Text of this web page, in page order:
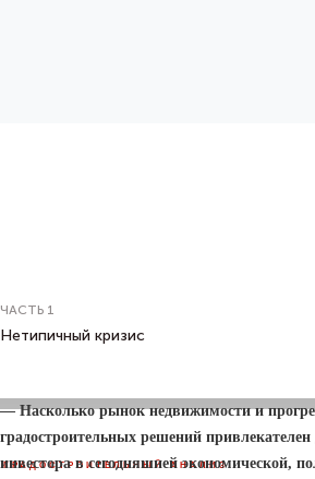
Иван Сюганов:
ГРАДОСТРОИТЕЛЬНЫЙ АНАЛИЗ
ЧАСТЬ 1
Нетипичный кризис
— Насколько рынок недвижимости и
градостроительных решений привлекателен
инвестора в сегодняшней экономической,